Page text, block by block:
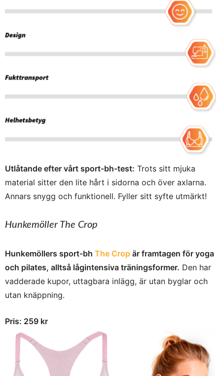
Utlåtande efter vårt sport-bh-test: Trots sitt mjuka
material sitter den lite hårt i sidorna och över axlarna.
Annars snygg och funktionell. Fyller sitt syfte utmärkt!
Hunkemöller The Crop
Hunkemöllers sport-bh The Crop är framtagen för yoga
och pilates, alltså lågintensiva träningsformer. Den har
vadderade kupor, uttagbara inlägg, är utan byglar och
utan knäppning.
Pris: 259 kr